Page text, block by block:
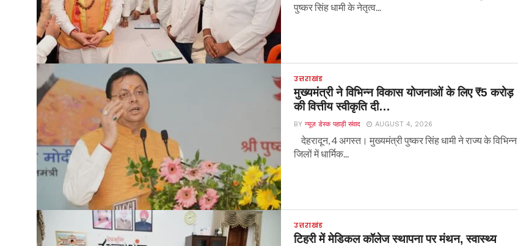
पुष्कर सिंह धामी के नेतृत्व...
उत्तराखंड
मुख्यमंत्री ने विभिन्न विकास योजनाओं के लिए ₹5 करोड़
की वित्तीय स्वीकृति दी…
BYन्यूज़ डेस्क पहाड़ी संवाद AUGUST 4, 2026
देहरादून, 4 अगस्त। मुख्यमंत्री पुष्कर सिंह धामी ने राज्य के विभिन्न
जिलों में धार्मिक...
उत्तराखंड
टिहरी में मेडिकल कॉलेज स्थापना पर मंथन, स्वास्थ्य